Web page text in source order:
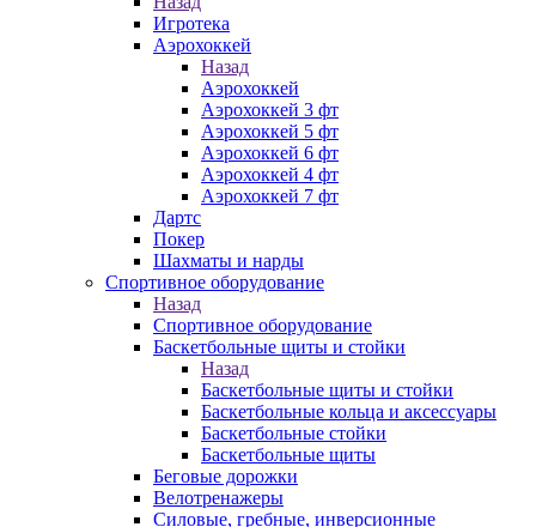
Игротека
Аэрохоккей
Назад
Аэрохоккей
Аэрохоккей 3 фт
Аэрохоккей 5 фт
Аэрохоккей 6 фт
Аэрохоккей 4 фт
Аэрохоккей 7 фт
Дартс
Покер
Шахматы и нарды
Спортивное оборудование
Назад
Спортивное оборудование
Баскетбольные щиты и стойки
Назад
Баскетбольные щиты и стойки
Баскетбольные кольца и аксессуары
Баскетбольные стойки
Баскетбольные щиты
Беговые дорожки
Велотренажеры
Силовые, гребные, инверсионные